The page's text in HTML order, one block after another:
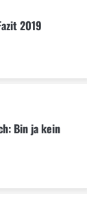
2019
Bin ja kein